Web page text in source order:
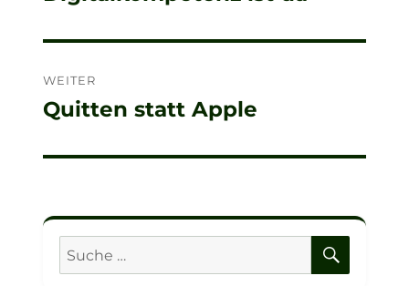
WEITER
Nächster
Quitten statt Apple
Suche
nach: